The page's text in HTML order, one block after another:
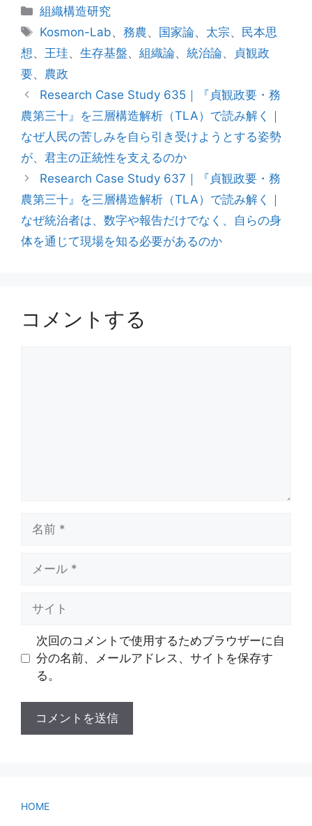
カ
テ
リ
ー
組織構造研究
タ
グ
Kosmon-Lab、務農、 国家論、 太宗、 民本思
想 、 王珪、 生存基盤、 組織論、 統治論、
貞観政
要、 農政
Research Case Study 635｜『貞観政要・務
農第三十』を三層構造解析（TLA）で読み解く｜
なぜ人民の苦しみを自ら引き受けようとする姿勢
が、君主の正統性を支えるのか
Research Case Study 637｜『貞観政要・務
農第三十』を三層構造解析（TLA）で読み解く｜
なぜ統治者は、数字や報告だけでなく、自らの身
体を通じて現場を知る必要があるのか
コメントする
次回のコメントで使用するためブラウザーに自
分の名前、メールアドレス、サイトを保存す
る。
HOME